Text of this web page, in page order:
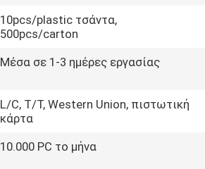
10pcs/plastic τσάντα,
500pcs/carton
Μέσα σε 1-3 ημέρες εργασίας
L/C, T/T, Western Union, πιστωτική
κάρτα
10.000 PC το μήνα